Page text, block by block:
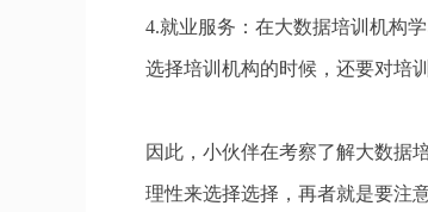
4.就业服务：在大数据培训机构
选择培训机构的时候，还要对培
因此，小伙伴在考察了解大数据
理性来选择选择，再者就是要注